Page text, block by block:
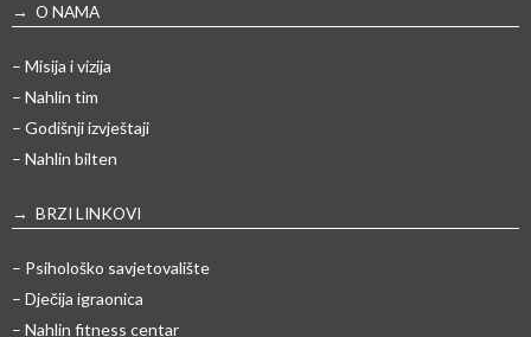
→ O NAMA
– Misija i vizija
– Nahlin tim
– Godišnji izvještaji
– Nahlin bilten
→ BRZI LINKOVI
– Psihološko savjetovalište
– Dječija igraonica
– Nahlin fitness centar